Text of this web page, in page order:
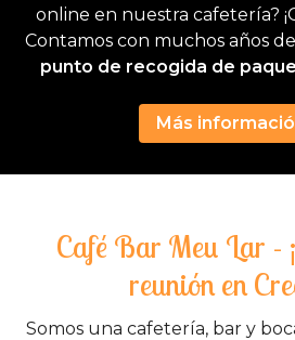
online en nuestra cafetería?
Contamos con muchos años
punto de recogida de
Más
Café Bar Meu Lar -
reunión en
Somos una cafetería, bar y